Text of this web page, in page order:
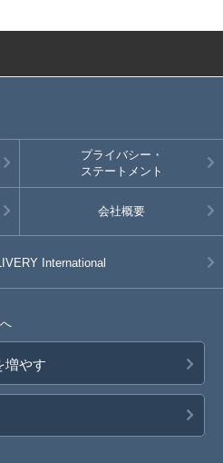
プライバシー・
ステートメント
会社概要
International
増やす